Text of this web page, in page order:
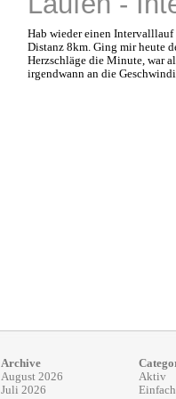
Hab wieder einen
Distanz 8km. Ging mir heute
Herzschläge die Minute, war
irgendwann an die
Archive
August 2026
Juli 2026
Aktiv
Einfach